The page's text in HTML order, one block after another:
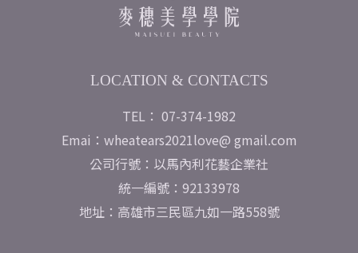
LOCATION & CONTACTS
TEL： 07-374-1982
Emai：wheatears2021love@ gmail.com
公司行號：以馬內利花藝企業社
統一編號：92133978
地址：高雄市三民區九如一路558號